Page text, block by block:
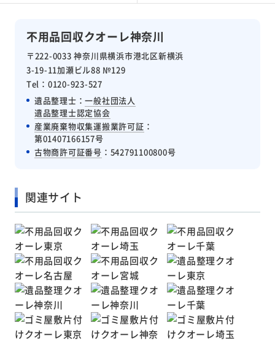
不用品回収クオーレ神奈川
〒222-0033 神奈川県横浜市港北区新横浜
3-19-11加瀬ビル88 №129
Tel：0120-923-527
遺品整理士：一般社団法人
遺品整理士認定協会
産業廃棄物収集運搬業許可証 ：
第01407166157号
古物商許可証番号 ：542791100800号
関連サイト